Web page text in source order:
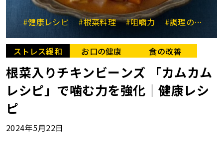
#健康レシピ #根菜料理 #咀嚼力 #調理の工夫
ストレス緩和 お口の健康 食の改善
根菜入りチキンビーンズ 「カムカム
レシピ」で噛む力を強化｜健康レシ
ピ
2024年5月22日